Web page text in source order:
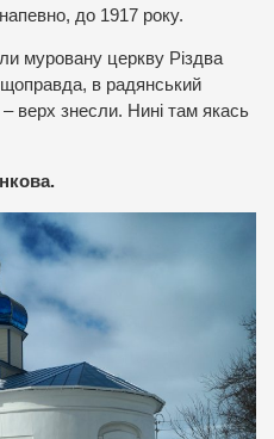
до 1917 року.
муровану церкву Різдва
щоправда, в радянський
– верх знесли. Нині там якась